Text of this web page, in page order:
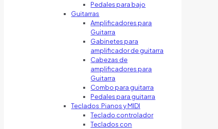
Pedales para bajo
Guitarras
Amplificadores para
Guitarra
Gabinetes para
amplificador de guitarra
Cabezas de
amplificadores para
Guitarra
Combo para guitarra
Pedales para guitarra
Teclados Pianos y MIDI
Teclado controlador
Teclados con